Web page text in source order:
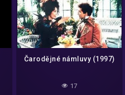
Čarodějné námluvy (1997)
17